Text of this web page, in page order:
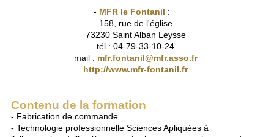
- MFR le Fontanil :
158, rue de l'église
73230 Saint Alban Leysse
tél : 04-79-33-10-24
mail : mfr.fontanil@mfr.asso.fr
http://www.mfr-fontanil.fr
Contenu de la formation
- Fabrication de commande
- Technologie professionnelle Sciences Apliquées à